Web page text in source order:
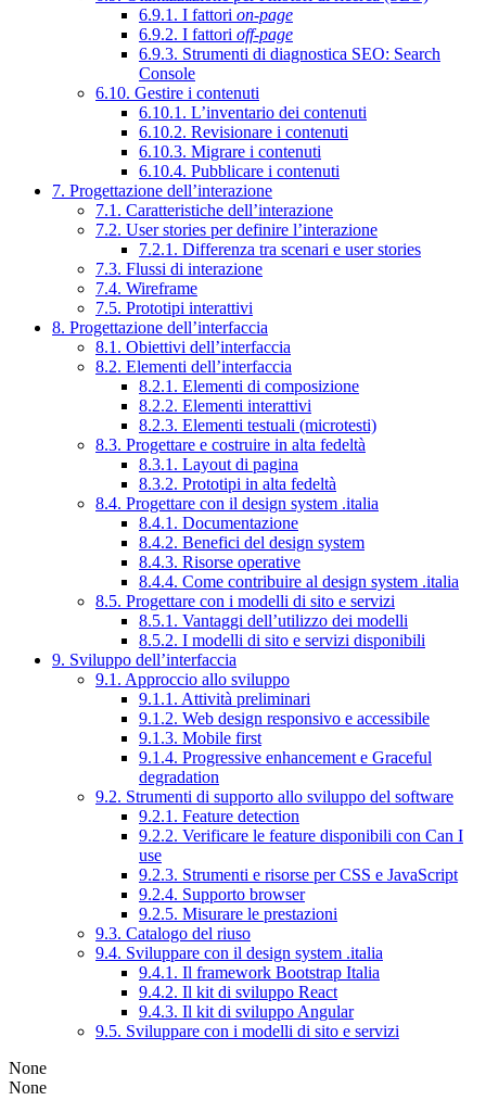
6.9.1. I fattori on-page
6.9.2. I fattori off-page
6.9.3. Strumenti di diagnostica SEO: Search
Console
6.10. Gestire i contenuti
6.10.1. L’inventario dei contenuti
6.10.2. Revisionare i contenuti
6.10.3. Migrare i contenuti
6.10.4. Pubblicare i contenuti
7. Progettazione dell’interazione
7.1. Caratteristiche dell’interazione
7.2. User stories per definire l’interazione
7.2.1. Differenza tra scenari e user stories
7.3. Flussi di interazione
7.4. Wireframe
7.5. Prototipi interattivi
8. Progettazione dell’interfaccia
8.1. Obiettivi dell’interfaccia
8.2. Elementi dell’interfaccia
8.2.1. Elementi di composizione
8.2.2. Elementi interattivi
8.2.3. Elementi testuali (microtesti)
8.3. Progettare e costruire in alta fedeltà
8.3.1. Layout di pagina
8.3.2. Prototipi in alta fedeltà
8.4. Progettare con il design system .italia
8.4.1. Documentazione
8.4.2. Benefici del design system
8.4.3. Risorse operative
8.4.4. Come contribuire al design system .italia
8.5. Progettare con i modelli di sito e servizi
8.5.1. Vantaggi dell’utilizzo dei modelli
8.5.2. I modelli di sito e servizi disponibili
9. Sviluppo dell’interfaccia
9.1. Approccio allo sviluppo
9.1.1. Attività preliminari
9.1.2. Web design responsivo e accessibile
9.1.3. Mobile first
9.1.4. Progressive enhancement e Graceful
degradation
9.2. Strumenti di supporto allo sviluppo del software
9.2.1. Feature detection
9.2.2. Verificare le feature disponibili con Can I
use
9.2.3. Strumenti e risorse per CSS e JavaScript
9.2.4. Supporto browser
9.2.5. Misurare le prestazioni
9.3. Catalogo del riuso
9.4. Sviluppare con il design system .italia
9.4.1. Il framework Bootstrap Italia
9.4.2. Il kit di sviluppo React
9.4.3. Il kit di sviluppo Angular
9.5. Sviluppare con i modelli di sito e servizi
None
None